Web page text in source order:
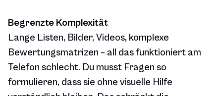
Begrenzte Komplexität
Lange Listen, Bilder, Videos, komplexe
Bewertungsmatrizen – all das funktioniert am
Telefon schlecht. Du musst Fragen so
formulieren, dass sie ohne visuelle Hilfe